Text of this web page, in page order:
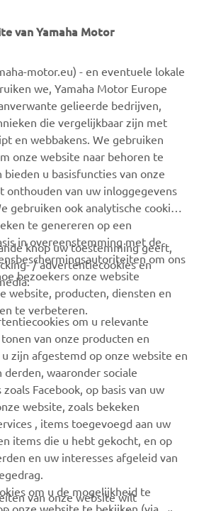
N.V. / Yamaha Motor Co., Ltd.
voor commerciële of niet-
zonder de uitdrukkelijke
van Yamaha Motor Europe N.V.
Ltd.
manier en volg alle plaatselijke
te weten komt over de nieuwste deals,
producten en nog veel meer
van Yamaha Motor
motor.eu) - en eventuele lokale
we, Yamaha Motor Europe
gelieerde bedrijven,
die vergelijkbaar zijn met
en webbakens. We gebruiken
onze website naar behoren te
u basisfuncties van onze
onthouden van uw inloggegevens
gebruiken ook analytische cookies
te genereren op een
in overeenstemming met de
om ons
bezoekers onze website
website, producten, diensten en
te verbeteren.
knop uw toestemming geeft,
/ advertentiecookies en
om u relevante
van onze producten en
zijn afgestemd op onze website en
derden, waaronder sociale
Facebook, op basis van uw
website, zoals bekeken
, items toegevoegd aan uw
items die u hebt gekocht, en op
en uw interesses afgeleid van
om u de mogelijkheid te
onze website te bekijken (via
van onze website wilt